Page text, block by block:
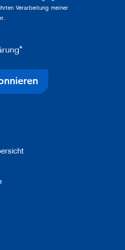
Verarbeitung meiner
.